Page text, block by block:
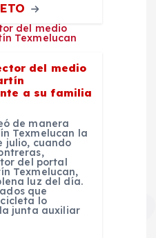
del medio
a su familia
de manera
Texmelucan la
julio, cuando
del portal
Texmelucan,
luz del día.
que
lo
junta auxiliar